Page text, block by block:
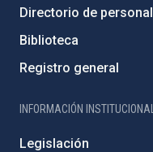
Directorio de personal
Biblioteca
Registro general
INFORMACIÓN INSTITUCIONAL
Legislación